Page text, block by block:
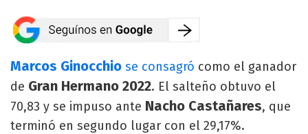
Marcos Ginocchio se consagró como el ganador
de Gran Hermano 2022. El salteño obtuvo el
70,83 y se impuso ante Nacho Castañares, que
terminó en segundo lugar con el 29,17%.